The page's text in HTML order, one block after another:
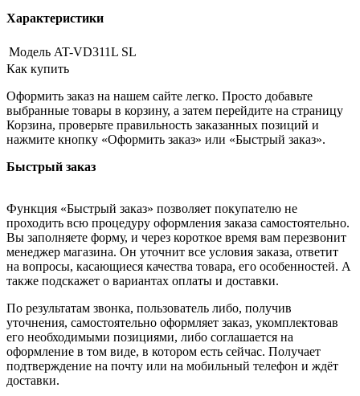
Характеристики
Модель AT-VD311L SL
Как купить
Оформить заказ на нашем сайте легко. Просто добавьте
выбранные товары в корзину, а затем перейдите на страницу
Корзина, проверьте правильность заказанных позиций и
нажмите кнопку «Оформить заказ» или «Быстрый заказ».
Быстрый заказ
Функция «Быстрый заказ» позволяет покупателю не
проходить всю процедуру оформления заказа самостоятельно.
Вы заполняете форму, и через короткое время вам перезвонит
менеджер магазина. Он уточнит все условия заказа, ответит
на вопросы, касающиеся качества товара, его особенностей. А
также подскажет о вариантах оплаты и доставки.
По результатам звонка, пользователь либо, получив
уточнения, самостоятельно оформляет заказ, укомплектовав
его необходимыми позициями, либо соглашается на
оформление в том виде, в котором есть сейчас. Получает
подтверждение на почту или на мобильный телефон и ждёт
доставки.